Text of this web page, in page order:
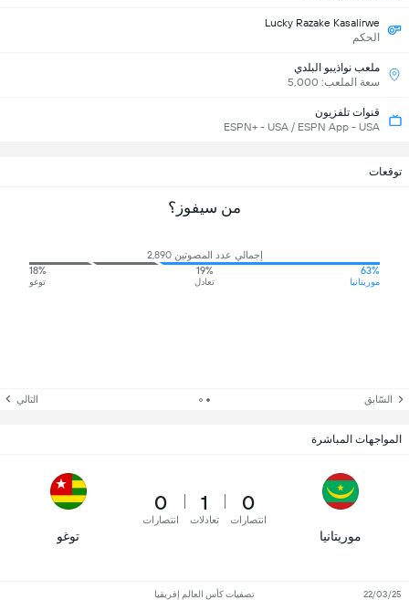
Lucky Razake Kasalirwe
الحكم
ملعب نواذيبو البلدي
سعة الملعب: 5,000
قنوات تلفزيون
ESPN+ - USA / ESPN App - USA
توقعات
من سيفوز؟
إجمالي عدد المصوتين 2,890
63%
موريتانيا
19%
تعادل
18%
توغو
السّابق التالي
المواجهات المباشرة
موريتانيا
0
انتصارات
1
تعادلات
0
انتصارات
توغو
تصفيات كأس العالم إفريقيا 22/03/25